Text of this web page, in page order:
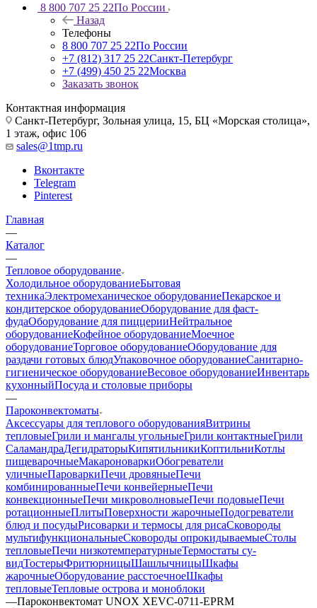
8 800 707 25 22По России
Назад
Телефоны
8 800 707 25 22По России
+7 (812) 317 25 22Санкт-Петербург
+7 (499) 450 25 22Москва
Заказать звонок
Контактная информация
Санкт-Петербург, Зольная улица, 15, БЦ «Морская столица»,
1 этаж, офис 106
sales@1tmp.ru
Вконтакте
Telegram
Pinterest
Главная
—
Каталог
—
Тепловое оборудование
Холодильное оборудованиеБытовая
техникаЭлектромеханическое оборудованиеПекарское и
кондитерское оборудованиеОборудование для фаст-
фудаОборудование для пиццерииНейтральное
оборудованиеКофейное оборудованиеМоечное
оборудованиеТорговое оборудованиеОборудование для
раздачи готовых блюдУпаковочное оборудованиеСанитарно-
гигиеническое оборудованиеВесовое оборудованиеИнвентарь
кухонныйПосуда и столовые приборы
—
Пароконвектоматы
Аксессуары для теплового оборудованияВитрины
тепловыеГрили и мангалы угольныеГрили контактныеГрили
СаламандраДегидраторыКипятильникиКоптильниКотлы
пищеварочныеМакароноваркиОбогреватели
уличныеПароваркиПечи дровяныеПечи
комбинированныеПечи конвейерныеПечи
конвекционныеПечи микроволновыеПечи подовыеПечи
ротационныеПлитыПоверхности жарочныеПодогреватели
блюд и посудыРисоварки и термосы для рисаСковороды
мультифункциональныеСковороды опрокидываемыеСтолы
тепловыеПечи низкотемпературныеТермостаты су-
видТостерыФритюрницыШашлычницыШкафы
жарочныеОборудование расстоечноеШкафы
тепловыеТепловые острова и моноблоки
—Пароконвектомат UNOX XEVC-0711-EPRM